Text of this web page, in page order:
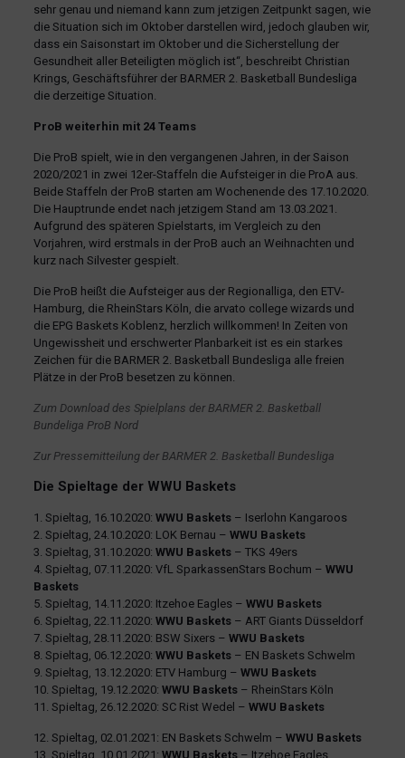
sehr genau und niemand kann zum jetzigen Zeitpunkt sagen, wie
die Situation sich im Oktober darstellen wird, jedoch glauben wir,
dass ein Saisonstart im Oktober und die Sicherstellung der
Gesundheit aller Beteiligten möglich ist“, beschreibt Christian
Krings, Geschäftsführer der BARMER 2. Basketball Bundesliga
die derzeitige Situation.
ProB weiterhin mit 24 Teams
Die ProB spielt, wie in den vergangenen Jahren, in der Saison
2020/2021 in zwei 12er-Staffeln die Aufsteiger in die ProA aus.
Beide Staffeln der ProB starten am Wochenende des 17.10.2020.
Die Hauptrunde endet nach jetzigem Stand am 13.03.2021.
Aufgrund des späteren Spielstarts, im Vergleich zu den
Vorjahren, wird erstmals in der ProB auch an Weihnachten und
kurz nach Silvester gespielt.
Die ProB heißt die Aufsteiger aus der Regionalliga, den ETV-
Hamburg, die RheinStars Köln, die arvato college wizards und
die EPG Baskets Koblenz, herzlich willkommen! In Zeiten von
Ungewissheit und erschwerter Planbarkeit ist es ein starkes
Zeichen für die BARMER 2. Basketball Bundesliga alle freien
Plätze in der ProB besetzen zu können.
Zum Download des Spielplans der BARMER 2. Basketball
Bundeliga ProB Nord
Zur Pressemitteilung der BARMER 2. Basketball Bundesliga
Die Spieltage der WWU Baskets
1. Spieltag, 16.10.2020: WWU Baskets– Iserlohn Kangaroos
2. Spieltag, 24.10.2020: LOK Bernau – WWU Baskets
3. Spieltag, 31.10.2020: WWU Baskets– TKS 49ers
4. Spieltag, 07.11.2020: VfL SparkassenStars Bochum – WWU
Baskets
5. Spieltag, 14.11.2020: Itzehoe Eagles – WWU Baskets
6. Spieltag, 22.11.2020: WWU Baskets– ART Giants Düsseldorf
7. Spieltag, 28.11.2020: BSW Sixers – WWU Baskets
8. Spieltag, 06.12.2020: WWU Baskets– EN Baskets Schwelm
9. Spieltag, 13.12.2020: ETV Hamburg – WWU Baskets
10. Spieltag, 19.12.2020: WWU Baskets– RheinStars Köln
11. Spieltag, 26.12.2020: SC Rist Wedel – WWU Baskets
12. Spieltag, 02.01.2021: EN Baskets Schwelm – WWU Baskets
13. Spieltag, 10.01.2021: WWU Baskets– Itzehoe Eagles